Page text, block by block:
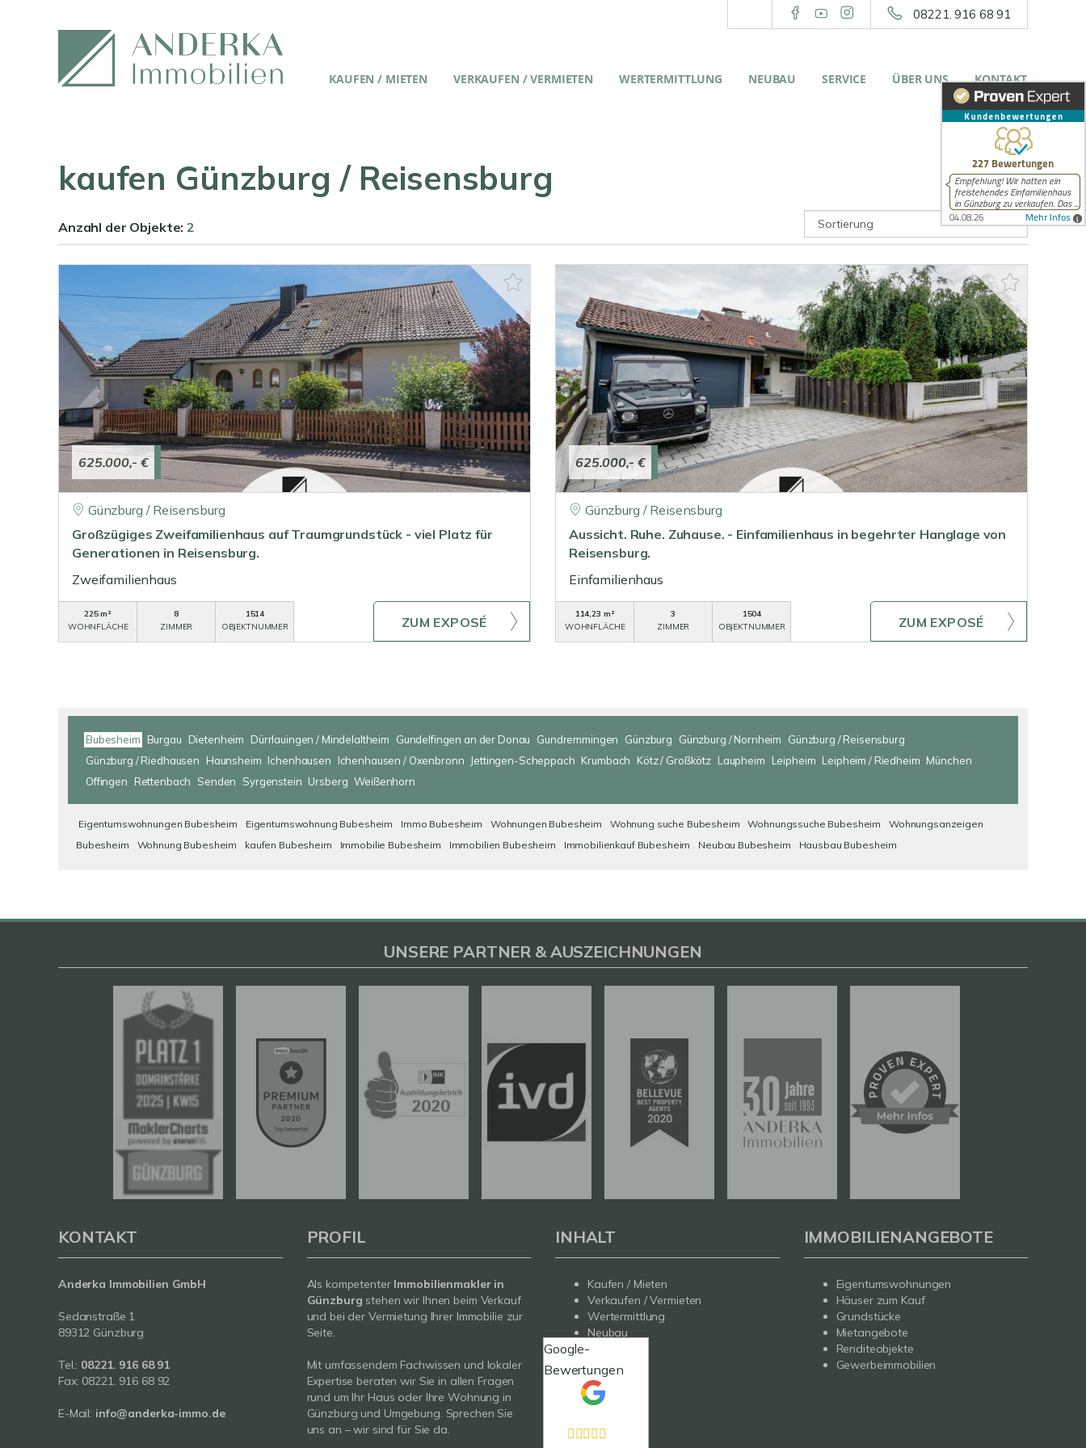
08221. 916 68 91
KAUFEN / MIETEN VERKAUFEN / VERMIETEN WERTERMITTLUNG NEUBAU SERVICE ÜBER UNS KONTAKT
kaufen Günzburg / Reisensburg
Anzahl der Objekte:2
625.000,- €
Günzburg / Reisensburg
Großzügiges Zweifamilienhaus auf Traumgrundstück - viel Platz für
Generationen in Reisensburg.
Zweifamilienhaus
225 m²
WOHNFLÄCHE
8
ZIMMER
1514
OBJEKTNUMMER
ZUM EXPOSÉ
625.000,- €
Günzburg / Reisensburg
Aussicht. Ruhe. Zuhause. - Einfamilienhaus in begehrter Hanglage von
Reisensburg.
Einfamilienhaus
114,23 m²
WOHNFLÄCHE
3
ZIMMER
1504
OBJEKTNUMMER
ZUM EXPOSÉ
Bubesheim Burgau Dietenheim Dürrlauingen / Mindelaltheim Gundelfingen an der Donau Gundremmingen Günzburg Günzburg / Nornheim
Günzburg / Reisensburg
Günzburg / Riedhausen
Haunsheim Ichenhausen Ichenhausen / Oxenbronn Jettingen-Scheppach Krumbach Kötz / Großkötz Laupheim Leipheim Leipheim / Riedheim München
Offingen
Rettenbach Senden Syrgenstein Ursberg Weißenhorn
Eigentumswohnungen Bubesheim Eigentumswohnung Bubesheim Immo Bubesheim Wohnungen Bubesheim Wohnung suche Bubesheim Wohnungssuche Bubesheim
Wohnungsanzeigen
Bubesheim
Wohnung Bubesheim kaufen Bubesheim Immobilie Bubesheim Immobilien Bubesheim Immobilienkauf Bubesheim Neubau Bubesheim Hausbau Bubesheim
Google-
Bewertungen
UNSERE PARTNER & AUSZEICHNUNGEN
KONTAKT
Anderka Immobilien GmbH
Sedanstraße 1
89312 Günzburg
Tel.: 08221. 916 68 91
Fax: 08221. 916 68 92
E-Mail: info@anderka-immo.de
PROFIL
Als kompetenter Immobilienmakler in
Günzburg stehen wir Ihnen beim Verkauf
und bei der Vermietung Ihrer Immobilie zur
Seite.
Mit umfassendem Fachwissen und lokaler
Expertise beraten wir Sie in allen Fragen
rund um Ihr Haus oder Ihre Wohnung in
Günzburg und Umgebung. Sprechen Sie
uns an – wir sind für Sie da.
INHALT
Kaufen / Mieten
Verkaufen / Vermieten
Wertermittlung
Neubau
Service
Über uns
Kontakt
IMMOBILIENANGEBOTE
Eigentumswohnungen
Häuser zum Kauf
Grundstücke
Mietangebote
Renditeobjekte
Gewerbeimmobilien